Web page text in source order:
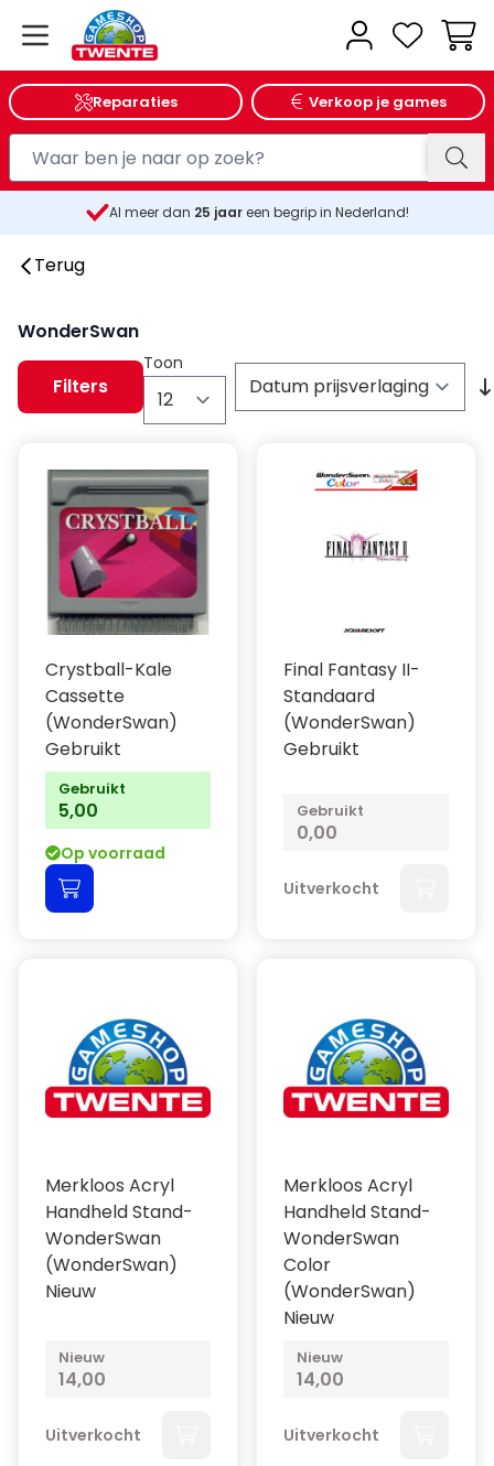
Reparaties Verkoop je games
Al meer dan 25 jaareen begrip in Nederland!
Terug
WonderSwan
Filters
Toon
per pagina
Crystball-Kale
Cassette
(WonderSwan)
Gebruikt
Gebruikt
5,00
Op voorraad
Final Fantasy II-
Standaard
(WonderSwan)
Gebruikt
Gebruikt
0,00
Uitverkocht
Merkloos Acryl
Handheld Stand-
WonderSwan
(WonderSwan)
Nieuw
Nieuw
14,00
Uitverkocht
Merkloos Acryl
Handheld Stand-
WonderSwan
Color
(WonderSwan)
Nieuw
Nieuw
14,00
Uitverkocht